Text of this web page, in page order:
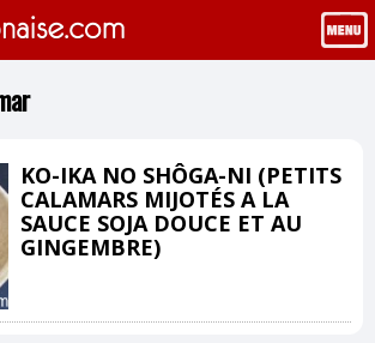
KO-IKA NO SHÔGA-NI (PETITS
CALAMARS MIJOTÉS A LA
SAUCE SOJA DOUCE ET AU
GINGEMBRE)